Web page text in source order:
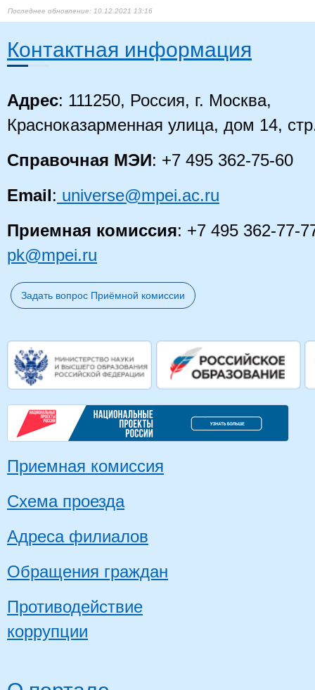
10.12.2021 13:16
Контактная информация
Адрес: 111250, Россия, г. Москва,
Красноказарменная улица, дом 14,
Справочная МЭИ: +7 495 362-75-60
Email: universe@mpei.ac.ru
Приемная комиссия: +7 495 362-77-
pk@mpei.ru
Задать вопрос Приёмной комиссии
Приемная комиссия
Схема проезда
Адреса филиалов
Обращения граждан
Противодействие
коррупции